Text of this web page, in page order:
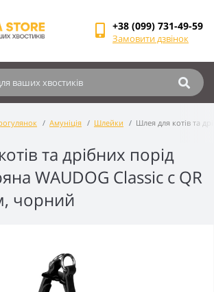
+38 (099) 731-49-59
Замовити дзвінок
Амуніція Шлейки Шлея для котів та
та дрібних порід
WAUDOG Classic c QR
чорний